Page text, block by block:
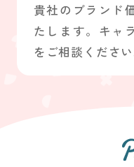
貴社のブランド
たします。キャ
をご相談ください